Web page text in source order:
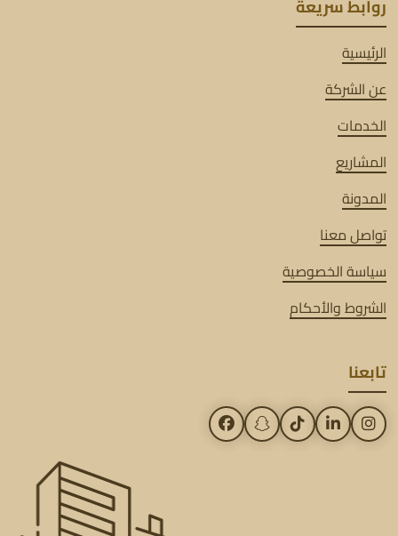
روابط سريعة
الرئيسية
عن الشركة
الخدمات
المشاريع
المدونة
تواصل معنا
سياسة الخصوصية
الشروط والأحكام
تابعنا